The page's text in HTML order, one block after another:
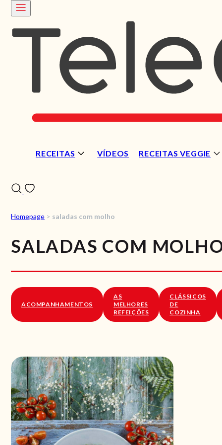
RECEITAS VÍDEOS RECEITAS VEGGIE
Homepage > saladas com molho
SALADAS COM
ACOMPANHAMENTOS
AS
MELHORES
REFEIÇÕES
CLÁSSICOS
DE
COZINHA